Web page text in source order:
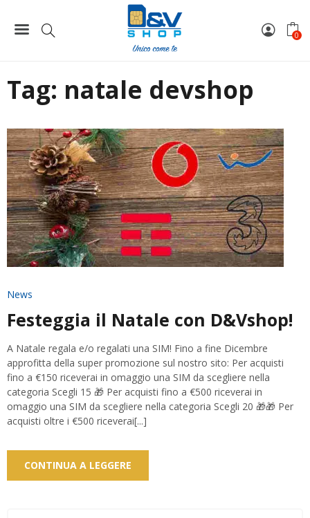
0
Tag: natale devshop
News
Festeggia il Natale con D&Vshop!
A Natale regala e/o regalati una SIM! Fino a fine Dicembre
approfitta della super promozione sul nostro sito: Per acquisti
fino a €150 riceverai in omaggio una SIM da scegliere nella
categoria Scegli 15 🎁 Per acquisti fino a €500 riceverai in
omaggio una SIM da scegliere nella categoria Scegli 20 🎁🎁 Per
acquisti oltre i €500 riceverai[...]
CONTINUA A LEGGERE